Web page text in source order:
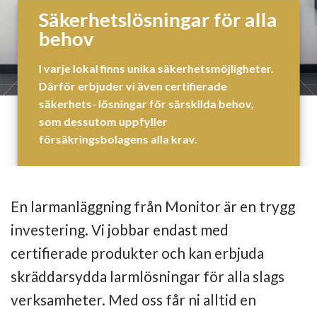
Säkerhetslösningar för alla
behov
I varje lokal finns unika säkerhetsmöjligheter.
Därför erbjuder vi även certifierade
säkerhets- lösningar för särskilda behov,
som dessutom uppfyller
försäkringsbolagens alla krav.
En larmanläggning från Monitor är en trygg
investering. Vi jobbar endast med
certifierade produkter och kan erbjuda
skräddarsydda larmlösningar för alla slags
verksamheter. Med oss får ni alltid en